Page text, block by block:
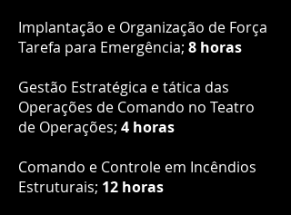
Implantação e Organização de Força
Tarefa para Emergência; 8 horas
Gestão Estratégica e tática das
Operações de Comando no Teatro
de Operações; 4 horas
Comando e Controle em Incêndios
Estruturais; 12 horas